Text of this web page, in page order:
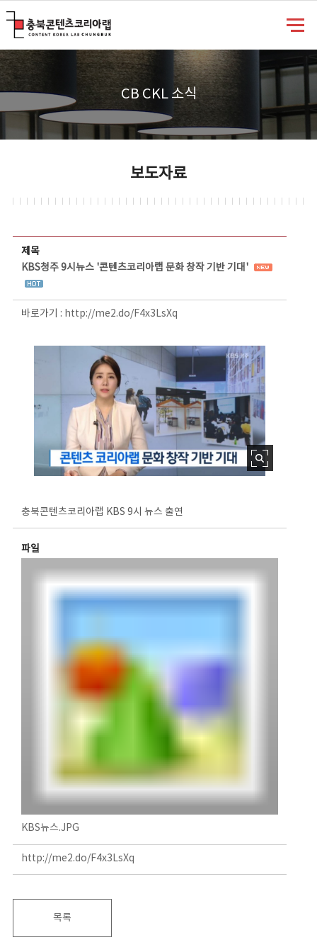
CB CKL 소식
보도자료
제목
KBS청주 9시뉴스 '콘텐츠코리아랩 문화 창작 기반 기대'
바로가기 : http://me2.do/F4x3LsXq
충북콘텐츠코리아랩 KBS 9시 뉴스 출연
파일
KBS뉴스.JPG
http://me2.do/F4x3LsXq
목록